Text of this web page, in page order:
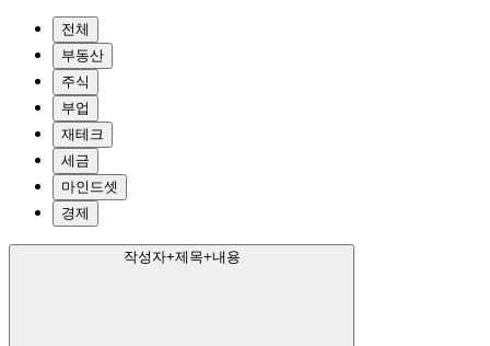
전체
부동산
주식
부업
재테크
세금
마인드셋
경제
작성자+제목+내용